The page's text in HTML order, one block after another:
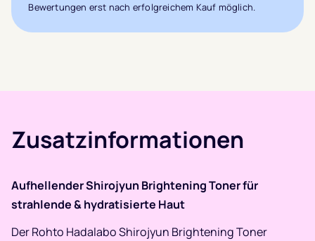
Bewertungen erst nach erfolgreichem Kauf möglich.
Zusatzinformationen
Aufhellender Shirojyun Brightening Toner für
strahlende & hydratisierte Haut
Der Rohto Hadalabo Shirojyun Brightening Toner